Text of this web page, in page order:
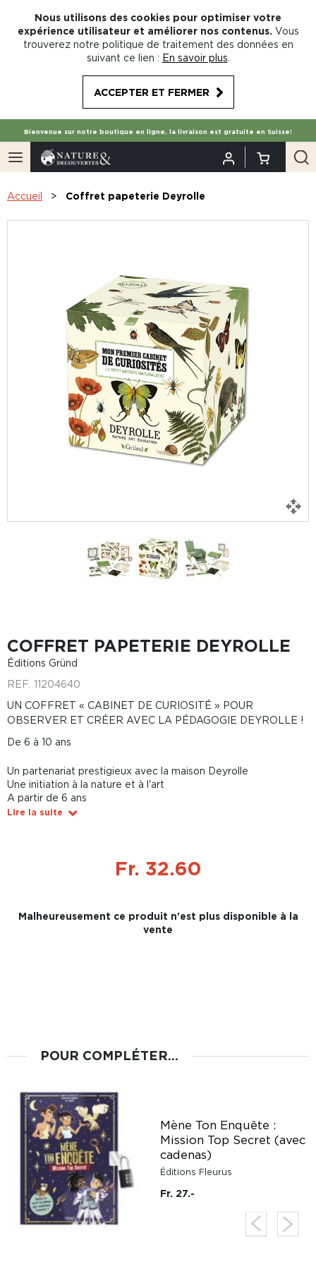
Nous utilisons des cookies pour optimiser votre
expérience utilisateur et améliorer nos contenus. Vous
trouverez notre politique de traitement des données en
suivant ce lien : En savoir plus
ACCEPTER ET FERMER
Bienvenue sur notre boutique en ligne, la livraison est gratuite en Suisse!
Accueil Coffret papeterie Deyrolle
COFFRET PAPETERIE DEYROLLE
Éditions Gründ
REF. 11204640
UN COFFRET « CABINET DE CURIOSITÉ » POUR
OBSERVER ET CRÉER AVEC LA PÉDAGOGIE DEYROLLE !
De 6 à 10 ans
Un partenariat prestigieux avec la maison Deyrolle
Une initiation à la nature et à l'art
A partir de 6 ans
Lire la suite
Fr. 32.60
Malheureusement ce produit n'est plus disponible à la
vente
POUR COMPLÉTER...
Mène Ton Enquête :
Mission Top Secret (avec
cadenas)
Éditions Fleurus
Fr. 27.-